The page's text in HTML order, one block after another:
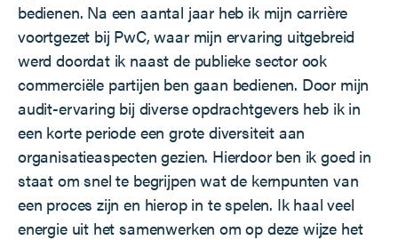
bedienen. Na een aantal jaar heb ik mijn carrière
voortgezet bij PwC, waar mijn ervaring uitgebreid
werd doordat ik naast de publieke sector ook
commerciële partijen ben gaan bedienen. Door mijn
audit-ervaring bij diverse opdrachtgevers heb ik in
een korte periode een grote diversiteit aan
organisatieaspecten gezien. Hierdoor ben ik goed in
staat om snel te begrijpen wat de kernpunten van
een proces zijn en hierop in te spelen. Ik haal veel
energie uit het samenwerken om op deze wijze het